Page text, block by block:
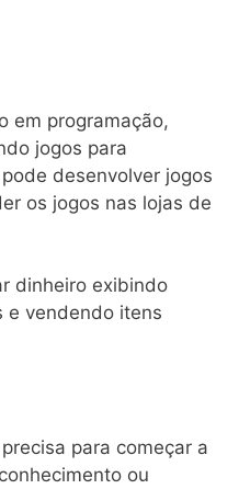
em programação,
jogos para
desenvolver jogos
os jogos nas lojas de
dinheiro exibindo
e vendendo itens
para começar a
ou